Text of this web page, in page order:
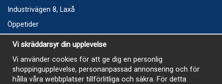
Industrivägen 8, Laxå
Öppetider
Vecka 32
Måndag kl 9-12, kl 13 - 15
Onsdag kl 9-12, kl 13 - 15
Tisdag, Tordag och Fredag stängt
Vi skräddarsyr din upplevelse
Vi använder cookies för att ge dig en personlig
shoppingupplevelse, personanpassad annonsering och för
hålla våra webbplatser tillförlitliga och säkra. För detta